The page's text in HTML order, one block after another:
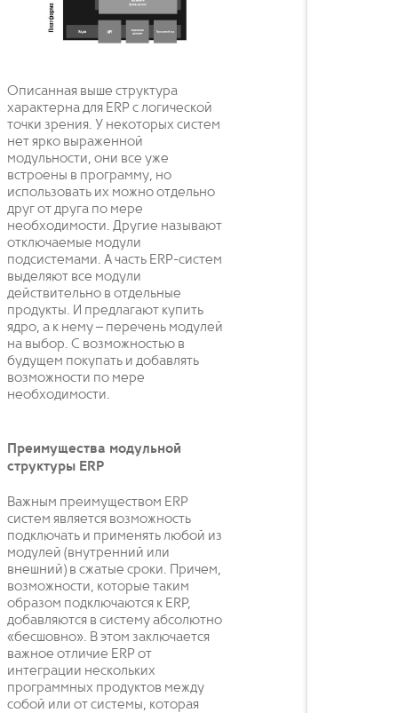
Описанная выше структура
характерна для ERP с логической
точки зрения. У некоторых систем
нет ярко выраженной
модульности, они все уже
встроены в программу, но
использовать их можно отдельно
друг от друга по мере
необходимости. Другие называют
отключаемые модули
подсистемами. А часть ERP-систем
выделяют все модули
действительно в отдельные
продукты. И предлагают купить
ядро, а к нему – перечень модулей
на выбор. С возможностью в
будущем покупать и добавлять
возможности по мере
необходимости.
Преимущества модульной
структуры ERP
Важным преимуществом ERP
систем является возможность
подключать и применять любой из
модулей (внутренний или
внешний) в сжатые сроки. Причем,
возможности, которые таким
образом подключаются к ERP,
добавляются в систему абсолютно
«бесшовно». В этом заключается
важное отличие ERP от
интеграции нескольких
программных продуктов между
собой или от системы, которая